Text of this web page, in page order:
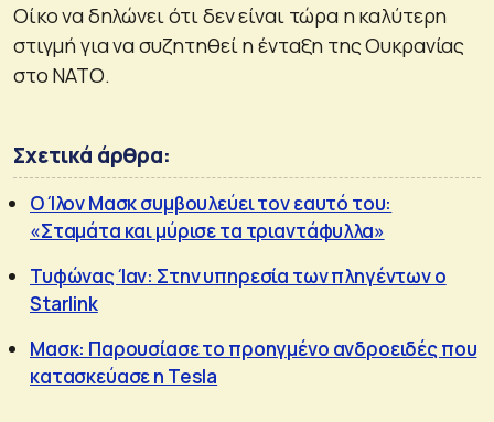
Οίκο να δηλώνει ότι δεν είναι τώρα η καλύτερη
στιγμή για να συζητηθεί η ένταξη της Ουκρανίας
στο ΝΑΤΟ.
Σχετικά άρθρα:
Ο Ίλον Μασκ συμβουλεύει τον εαυτό του:
«Σταμάτα και μύρισε τα τριαντάφυλλα»
Τυφώνας Ίαν: Στην υπηρεσία των πληγέντων ο
Starlink
Μασκ: Παρουσίασε το προηγμένο ανδροειδές που
κατασκεύασε η Tesla